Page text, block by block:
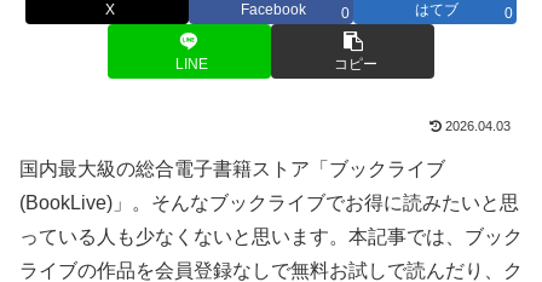
X Facebook 0 はてブ 0
LINE コピー
2026.04.03
国内最大級の総合電子書籍ストア「ブックライブ
(BookLive)」。そんなブックライブでお得に読みたいと思
っている人も少なくないと思います。本記事では、ブック
ライブの作品を会員登録なしで無料お試しで読んだり、ク